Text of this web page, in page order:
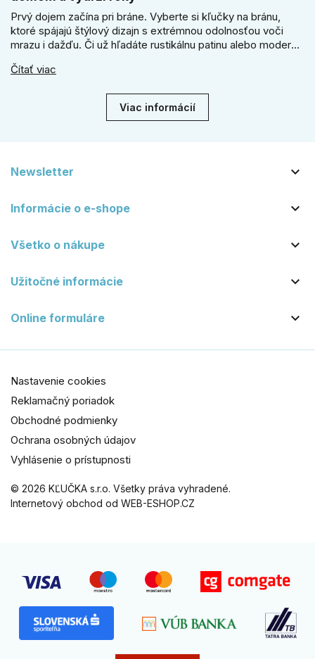
Prvý dojem začína pri bráne. Vyberte si kľučky na bránu,
ktoré spájajú štýlový dizajn s extrémnou odolnosťou voči
mrazu i dažďu. Či už hľadáte rustikálnu patinu alebo moderné
vydrží roky. Zabezpečte svoj vstup kvalitou, ktorá prežije
Čítať viac
Viac informácií
Newsletter 
Informácie o e-shope 
Všetko o nákupe 
Užitočné informácie 
Online formuláre 
© 2026 KĽUČKA s.r.o. Všetky práva vyhradené.
Internetový obchod od WEB-ESHOP.CZ
Nastavenie cookies
Reklamačný poriadok
Obchodné podmienky
Ochrana osobných údajov
Vyhlásenie o prístupnosti